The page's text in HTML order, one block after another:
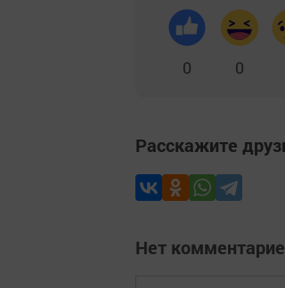
0 0
Расскажите
Нет